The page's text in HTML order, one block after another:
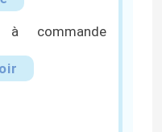
commande